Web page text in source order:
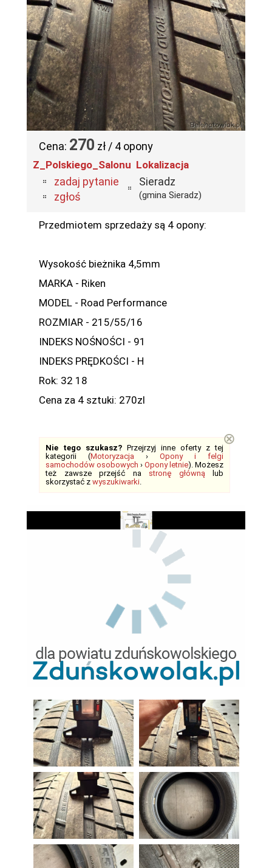
Cena: 270 zł / 4 opony
Z_Polskiego_Salonu
zadaj pytanie
zgłoś
Lokalizacja
Sieradz
(gmina Sieradz)
Przedmiotem sprzedaży są 4 opony:
Wysokość bieżnika 4,5mm
MARKA - Riken
MODEL - Road Performance
ROZMIAR - 215/55/16
INDEKS NOŚNOŚCI - 91
INDEKS PRĘDKOŚCI - H
Rok: 32 18
Cena za 4 sztuki: 270zl
Nie tego szukasz? Przejrzyj inne oferty z tej
kategorii (Motoryzacja › Opony i felgi
samochodów osobowych › Opony letnie). Możesz
też zawsze przejść na stronę głównąlub
skorzystać z wyszukiwarki.
⊗
Play